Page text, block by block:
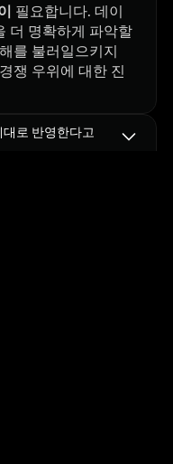
필요합니다. 데이
더 명확하게 파악할
를 불러일으키지
쟁 우위에 대한 진
로 반영한다고